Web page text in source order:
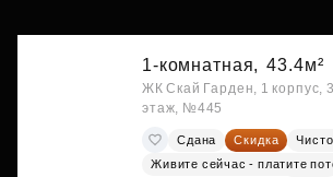
1-комнатная, 43.4м²
ЖК Скай Гарден, 1 корпус,
этаж, №445
Сдана Скидка
Живите сейчас - платите